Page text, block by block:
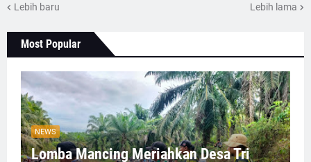
Lebih baru Lebih lama
Most Popular
NEWS
Lomba Mancing Meriahkan Desa Tri